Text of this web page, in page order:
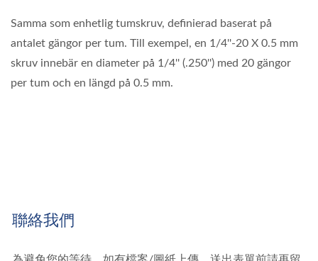
Samma som enhetlig tumskruv, definierad baserat på
antalet gängor per tum. Till exempel, en 1/4''-20 X 0.5 mm
skruv innebär en diameter på 1/4'' (.250'') med 20 gängor
per tum och en längd på 0.5 mm.